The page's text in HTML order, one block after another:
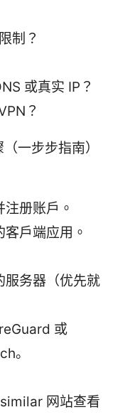
制？
或真实 IP？
？
一步步指南）
册账户。
户端应用。
服务器（优先就
或
。
网站查看